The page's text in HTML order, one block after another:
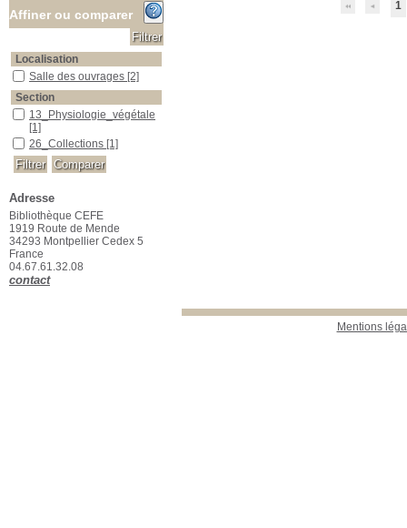
1
Mentions
Affiner ou comparer
Localisation
Salle des ouvrages
Salle des ouvrages [2]
Section
13_Physiologie_végétale
13_Physiologie_végétale
[1]
26_Collections
26_Collections [1]
Adresse
Bibliothèque CEFE
1919 Route de Mende
34293 Montpellier Cedex 5
France
04.67.61.32.08
contact